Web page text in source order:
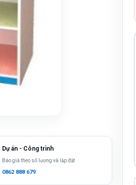
Dự án - Công trình
Báo giá theo số lượng và lắp đặt
0862 888 679